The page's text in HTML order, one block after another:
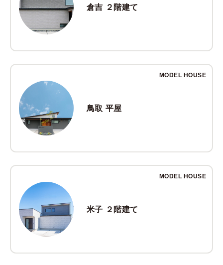
倉吉 ２階建て
MODEL HOUSE
鳥取 平屋
MODEL HOUSE
米子 ２階建て